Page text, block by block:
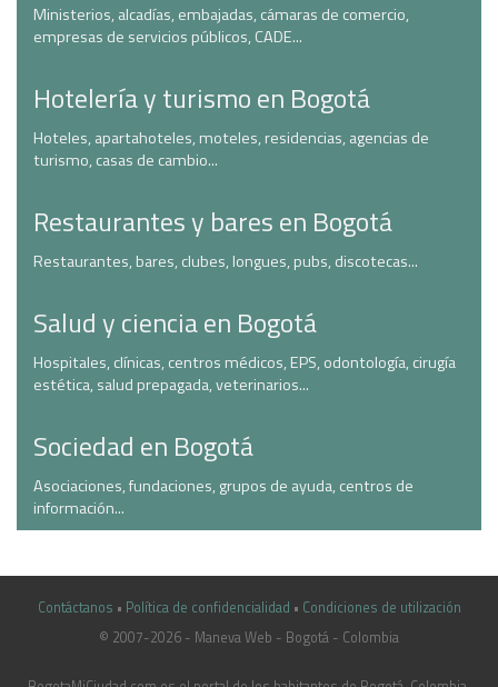
Ministerios, alcadías, embajadas, cámaras de comercio,
empresas de servicios públicos, CADE...
Hotelería y turismo en Bogotá
Hoteles, apartahoteles, moteles, residencias, agencias de
turismo, casas de cambio...
Restaurantes y bares en Bogotá
Restaurantes, bares, clubes, longues, pubs, discotecas...
Salud y ciencia en Bogotá
Hospitales, clínicas, centros médicos, EPS, odontología, cirugía
estética, salud prepagada, veterinarios...
Sociedad en Bogotá
Asociaciones, fundaciones, grupos de ayuda, centros de
información...
Contáctanos • Política de confidencialidad • Condiciones de utilización
© 2007-2026 - Maneva Web - Bogotá - Colombia
casinoluck.ca